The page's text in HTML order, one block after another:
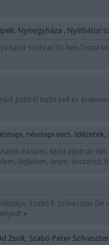
Nyíregyháza , Nyírbátor
szobrai 3D-ben Tiszai
Juditról tudni kell és
névnapi vers.
írásaim. Most eljött az
fájdalom, öröm, köszöntő,
Szabó P. Szilveszter.
»
Zsolt, Szabó Péter Szilveszter